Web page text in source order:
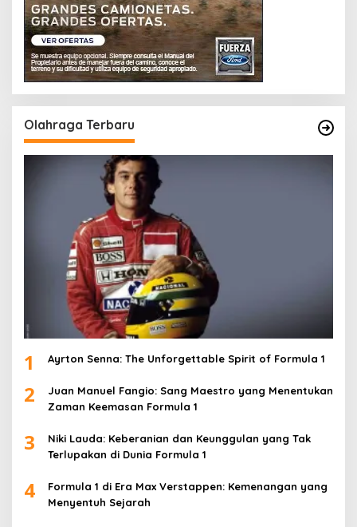
Olahraga Terbaru
1 Ayrton Senna: The Unforgettable Spirit of Formula 1
2
Juan Manuel Fangio: Sang Maestro yang Menentukan
Zaman Keemasan Formula 1
3
Niki Lauda: Keberanian dan Keunggulan yang Tak
Terlupakan di Dunia Formula 1
4
Formula 1 di Era Max Verstappen: Kemenangan yang
Menyentuh Sejarah